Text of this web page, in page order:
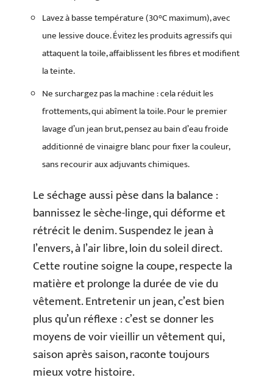
Lavez à basse température (30°C maximum), avec
une lessive douce. Évitez les produits agressifs qui
attaquent la toile, affaiblissent les fibres et modifient
la teinte.
Ne surchargez pas la machine : cela réduit les
frottements, qui abîment la toile. Pour le premier
lavage d’un jean brut, pensez au bain d’eau froide
additionné de vinaigre blanc pour fixer la couleur,
sans recourir aux adjuvants chimiques.
Le séchage aussi pèse dans la balance :
bannissez le sèche-linge, qui déforme et
rétrécit le denim. Suspendez le jean à
l’envers, à l’air libre, loin du soleil direct.
Cette routine soigne la coupe, respecte la
matière et prolonge la durée de vie du
vêtement. Entretenir un jean, c’est bien
plus qu’un réflexe : c’est se donner les
moyens de voir vieillir un vêtement qui,
saison après saison, raconte toujours
mieux votre histoire.